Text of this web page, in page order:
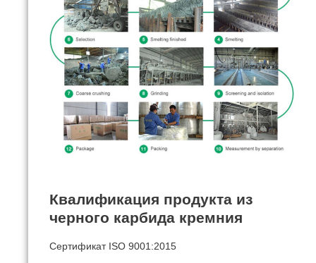
Квалификация продукта из
черного карбида кремния
Сертификат ISO 9001:2015